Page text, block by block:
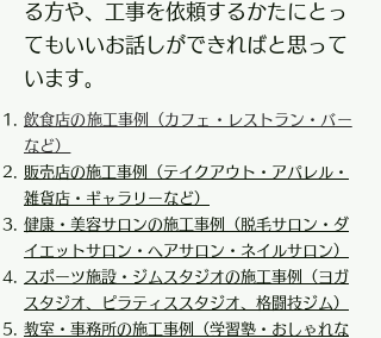
る方や、工事を依頼するかたにとっ
てもいいお話しができればと思って
います。
飲食店の施工事例（カフェ・レストラン・バー
など）
販売店の施工事例（テイクアウト・アパレル・
雑貨店・ギャラリーなど）
健康・美容サロンの施工事例（脱毛サロン・ダ
イエットサロン・ヘアサロン・ネイルサロン）
スポーツ施設・ジムスタジオの施工事例（ヨガ
スタジオ、ピラティススタジオ、格闘技ジム）
教室・事務所の施工事例（学習塾・おしゃれな